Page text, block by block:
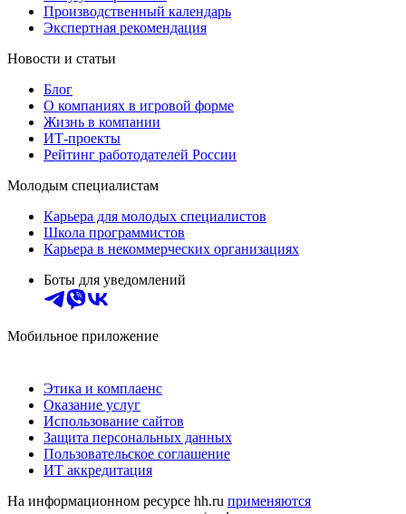
Производственный календарь
Экспертная рекомендация
Новости и статьи
Блог
О компаниях в игровой форме
Жизнь в компании
ИТ-проекты
Рейтинг работодателей России
Молодым специалистам
Карьера для молодых специалистов
Школа программистов
Карьера в некоммерческих организациях
Боты для уведомлений
Мобильное приложение
Этика и комплаенс
Оказание услуг
Использование сайтов
Защита персональных данных
Пользовательское соглашение
ИТ аккредитация
На информационном ресурсе hh.ru применяются